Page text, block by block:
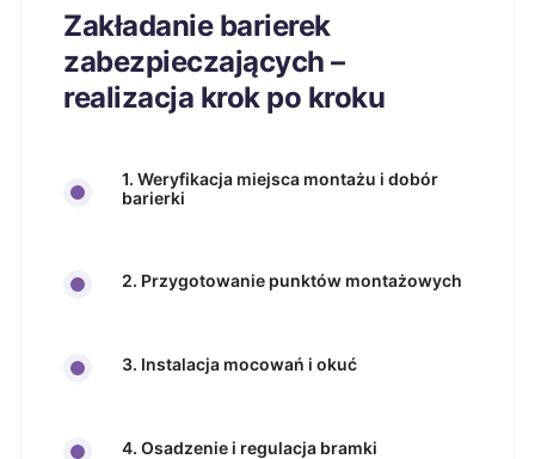
Zakładanie barierek
zabezpieczających –
realizacja krok po kroku
1. Weryfikacja miejsca montażu i dobór
barierki
2. Przygotowanie punktów montażowych
3. Instalacja mocowań i okuć
4. Osadzenie i regulacja bramki